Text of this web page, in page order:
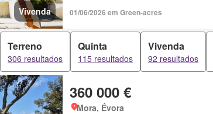
Vivenda 01/06/2026 em Green-acres
Terreno
306 resultados
Quinta
115 resultados
Vivenda
92 resultados
360 000 €
Mora, Évora